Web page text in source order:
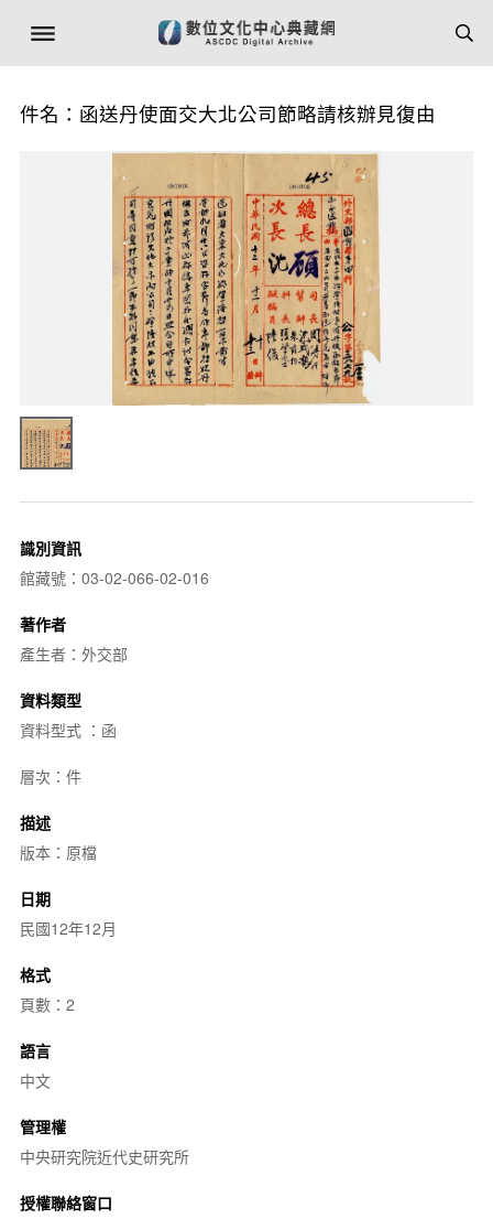
件名：函送丹使面交大北公司節略請核辦見復由
識別資訊
館藏號：03-02-066-02-016
著作者
產生者：外交部
資料類型
資料型式 ：函
層次：件
描述
版本：原檔
日期
民國12年12月
格式
頁數：2
語言
中文
管理權
中央研究院近代史研究所
授權聯絡窗口